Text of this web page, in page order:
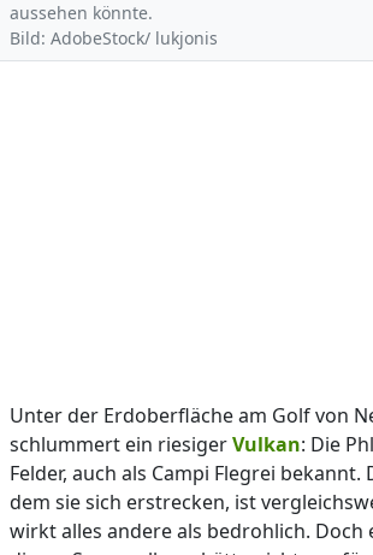
aussehen könnte.
Bild: AdobeStock/ lukjonis
Unter der Erdoberfläche am Golf von
schlummert ein riesigerVulkan: Die
Felder, auch als Campi Flegrei bekannt.
dem sie sich erstrecken, ist
wirkt alles andere als bedrohlich. Doch